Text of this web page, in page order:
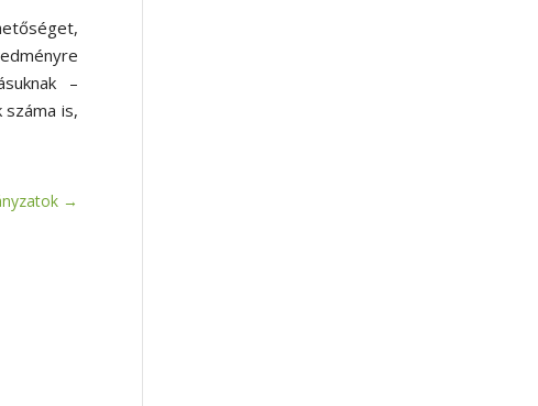
–
is,
→